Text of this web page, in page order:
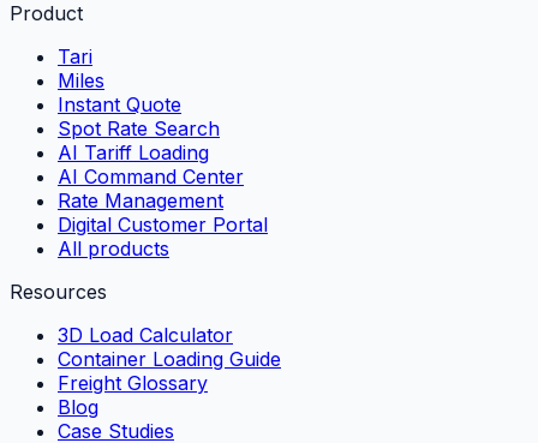
Product
Tari
Miles
Instant Quote
Spot Rate Search
AI Tariff Loading
AI Command Center
Rate Management
Digital Customer Portal
All products
Resources
3D Load Calculator
Container Loading Guide
Freight Glossary
Blog
Case Studies